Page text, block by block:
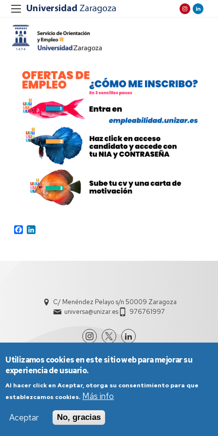
Facebook
C/ Menéndez Pelayo s/n 50009 Zaragoza
universa@unizar.es
976761997
Aviso Legal
Condiciones generales de uso
Política de Privacidad
Utilizamos cookies en este sitio web para mejorar su
experiencia de usuario.
Al hacer click en Aceptar, otorga su consentimiento para que
establezcamos cookies. Más info
Aceptar
No, gracias